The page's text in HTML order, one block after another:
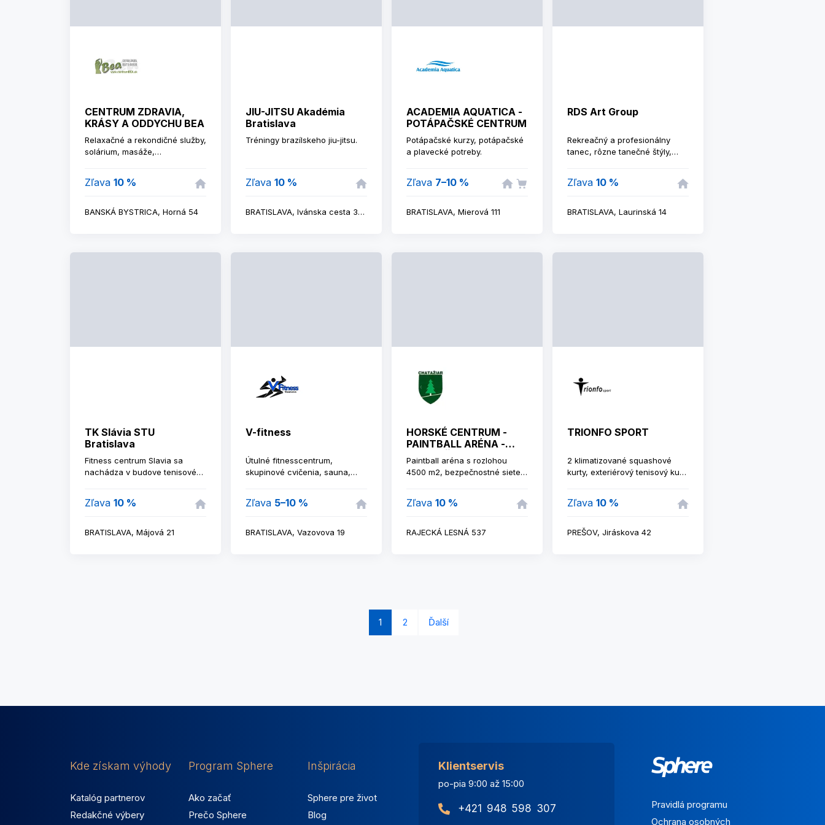
CENTRUM ZDRAVIA,
KRÁSY A ODDYCHU BEA
Relaxačné a rekondičné služby,
solárium, masáže,
Zľava 10 %
BANSKÁ BYSTRICA, Horná 54
JIU-JITSU Akadémia
Bratislava
Tréningy brazílskeho jiu-jitsu.
Zľava 10 %
BRATISLAVA, Ivánska cesta 30/D
ACADEMIA AQUATICA -
POTÁPAČSKÉ CENTRUM
Potápačské kurzy, potápačské
a plavecké potreby.
Zľava 7–10 %
BRATISLAVA, Mierová 111
RDS Art Group
Rekreačný a profesionálny
tanec, rôzne tanečné štýly,
Zľava 10 %
BRATISLAVA, Laurinská 14
TK Slávia STU
Bratislava
Fitness centrum Slavia sa
nachádza v budove tenisového
firmy DAFE a okrem klasickej
ponúkame možnosť prenájmu
Zľava 10 %
BRATISLAVA, Májová 21
V-fitness
Útulné fitnesscentrum,
skupinové cvičenia, sauna,
Zľava 5–10 %
BRATISLAVA, Vazovova 19
HORSKÉ CENTRUM -
PAINTBALL ARÉNA -
CHATA ŽIAR
Paintball aréna s rozlohou
4500 m2, bezpečnostné siete,
zimný paintball.
Zľava 10 %
RAJECKÁ LESNÁ 537
TRIONFO SPORT
2 klimatizované squashové
kurty, exteriérový tenisový kurt
tenisových rakiet a loptičiek.
Zľava 10 %
PREŠOV, Jiráskova 42
1 2 Ďalší
Kde získam výhody
Katalóg partnerov
Redakčné výbery
Program Sphere
Ako začať
Prečo Sphere
Inšpirácia
Sphere pre život
Blog
Klientservis
po-pia 9:00 až 15:00
+421 948 598 307
Pravidlá programu
Ochrana osobných